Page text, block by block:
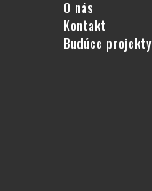
o nás
kontakt
budúce projekty